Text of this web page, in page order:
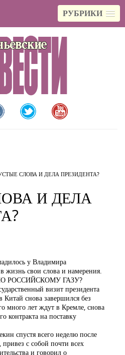
РУБРИКИ
СЛОВА И ДЕЛА ПРЕЗИДЕНТА?
И ДЕЛА
у Владимира
жизнь свои слова и намерения.
РОССИЙСКОМУ ГАЗУ?
визит президента
снова завершился без
много лет ждут в Кремле, снова
контракта на поставку
спустя всего неделю после
с собой почти всех
и говорил о